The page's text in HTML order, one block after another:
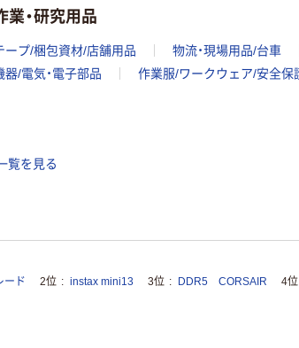
業・研究用品
ープ/梱包資材/店舗用品 物流・現場用品/台車
器/電気・電子部品
作業服/ワークウェア/安全保
覧を見る
ード 2位 instax mini13 3位 DDR5 CORSAIR 4位